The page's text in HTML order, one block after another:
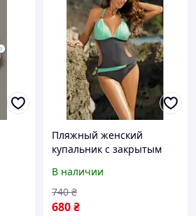
Пляжный женский
купальник с закрытым
боками на завязке
В наличии
680₴
740 ₴